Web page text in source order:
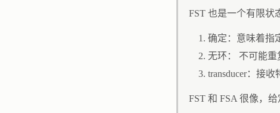
FST 也是一个有限状
确定：意味着指
无环： 不可能
transducer：接
FST 和 FSA 很像，